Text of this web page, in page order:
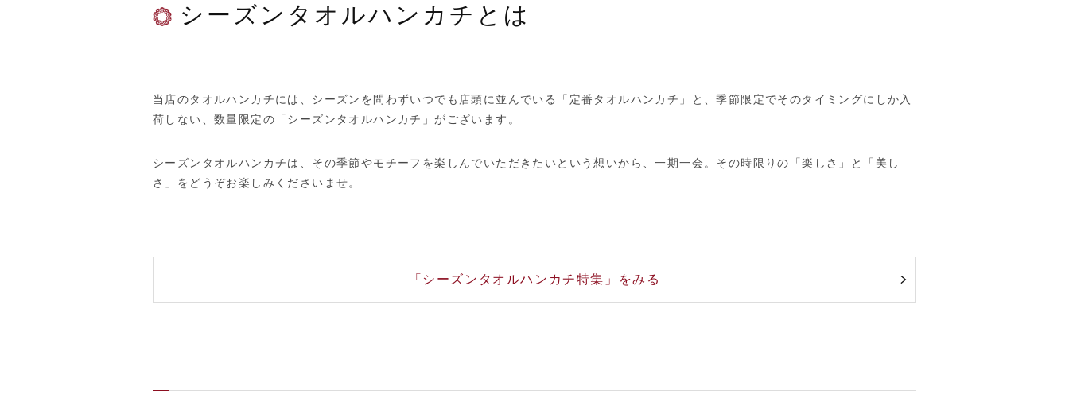
シーズンタオルハンカチとは
当店のタオルハンカチには、シーズンを問わずいつでも店頭に並んでいる「定番タオルハンカチ」と、季節限定でそのタイミングにしか入
荷しない、数量限定の「シーズンタオルハンカチ」がございます。
シーズンタオルハンカチは、その季節やモチーフを楽しんでいただきたいという想いから、一期一会。その時限りの「楽しさ」と「美し
さ」をどうぞお楽しみくださいませ。
「シーズンタオルハンカチ特集」をみる